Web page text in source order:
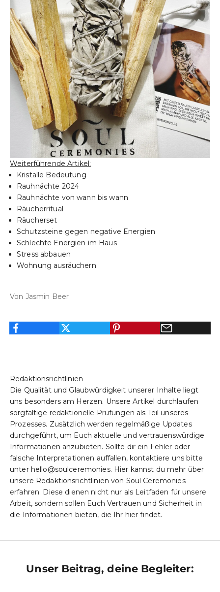
Weiterführende Artikel:
Kristalle Bedeutung
Rauhnächte 2024
Rauhnächte von wann bis wann
Räucherritual
Räucherset
Schutzsteine gegen negative Energien
Schlechte Energien im Haus
Stress abbauen
Wohnung ausräuchern
Von Jasmin Beer
Redaktionsrichtlinien
Die Qualität und Glaubwürdigkeit unserer Inhalte liegt
uns besonders am Herzen. Unsere Artikel durchlaufen
sorgfältige redaktionelle Prüfungen als Teil unseres
Prozesses. Zusätzlich werden regelmäßige Updates
durchgeführt, um Euch aktuelle und vertrauenswürdige
Informationen anzubieten. Sollte dir ein Fehler oder
falsche Interpretationen auffallen, kontaktiere uns bitte
unter hello@soulceremonies. Hier kannst du mehr über
unsere Redaktionsrichtlinien von Soul Ceremonies
erfahren. Diese dienen nicht nur als Leitfaden für unsere
Arbeit, sondern sollen Euch Vertrauen und Sicherheit in
die Informationen bieten, die Ihr hier findet.
Unser Beitrag, deine Begleiter:
I